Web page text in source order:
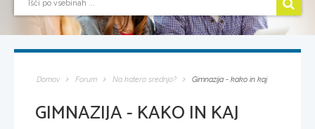
Domov Forum Na katero srednjo? Gimnazija - kako in kaj
GIMNAZIJA - KAKO IN KAJ